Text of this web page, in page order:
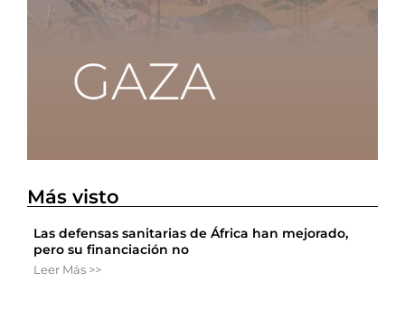
Más visto
Las defensas sanitarias de África han mejorado,
pero su financiación no
Leer Más >>